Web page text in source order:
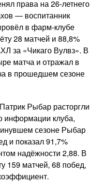
права на 26-летнего
— воспитанник
в фарм-клубе
28 матчей и 88,8%
за «Чикаго Вулвз». В
матча и отражал в
в прошедшем сезоне
Рыбар расторгли
информации клуба,
сезоне Рыбар
и показал 91,7%
надёжности 2,88. В
159 матчей, 68 побед,